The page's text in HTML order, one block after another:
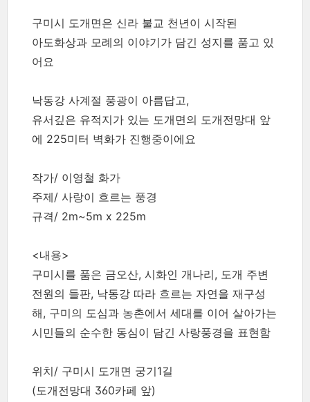
구미시 도개면은 신라 불교 천년이 시작된
아도화상과 모례의 이야기가 담긴 성지를 품고 있
어요
낙동강 사계절 풍광이 아름답고,
유서깊은 유적지가 있는 도개면의 도개전망대 앞
에 225미터 벽화가 진행중이에요
작가/ 이영철 화가
주제/ 사랑이 흐르는 풍경
규격/ 2m~5m x 225m
<내용>
구미시를 품은 금오산, 시화인 개나리, 도개 주변
전원의 들판, 낙동강 따라 흐르는 자연을 재구성
해, 구미의 도심과 농촌에서 세대를 이어 살아가는
시민들의 순수한 동심이 담긴 사랑풍경을 표현함
위치/ 구미시 도개면 궁기1길
(도개전망대 360카페 앞)